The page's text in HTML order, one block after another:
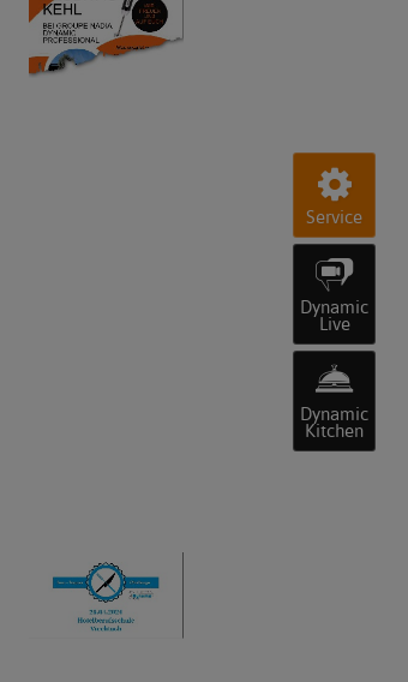
Service
Dynamic
Live
Dynamic
Kitchen